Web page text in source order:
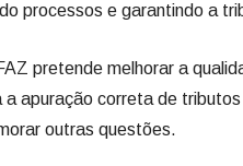
processos e garantindo a
pretende melhorar a
apuração correta de
outras questões.